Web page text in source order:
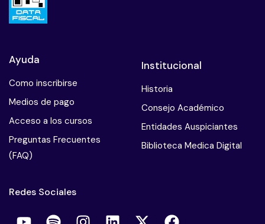
Ayuda
Como inscribirse
Medios de pago
Acceso a los cursos
Preguntas Frecuentes
(FAQ)
Institucional
Historia
Consejo Académico
Entidades Auspiciantes
Biblioteca Medica Digital
Redes Sociales